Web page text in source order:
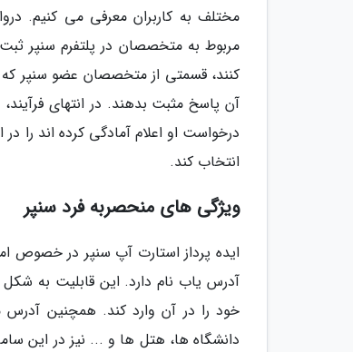
مختلف به کاربران معرفی می کنیم.
مربوط به متخصصان در پلتفرم سنپر
کنند، قسمتی از متخصصان عضو سنپر که
آن پاسخ مثبت بدهند. در انتهای
درخواست او اعلام آمادگی کرده اند را
انتخاب کند.
ویژگی های منحصربه فرد سنپر
ایده پرداز استارت آپ سنپر در خصوص
آدرس یاب نام دارد. این قابلیت به
خود را در آن وارد کند. همچنین آدرس
دانشگاه ها، هتل ها و ... نیز در این